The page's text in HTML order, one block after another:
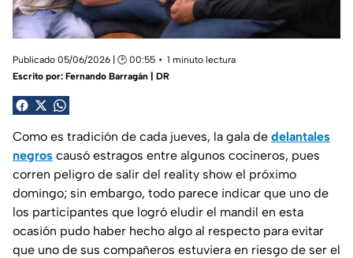
Publicado 05/06/2026 | 🕑 00:55
1 minuto lectura
Escrito por: Fernando Barragán | DR
Como es tradición de cada jueves, la gala de delantales
negros causó estragos entre algunos cocineros, pues
corren peligro de salir del reality show el próximo
domingo; sin embargo, todo parece indicar que uno de
los participantes que logró eludir el mandil en esta
ocasión pudo haber hecho algo al respecto para evitar
que uno de sus compañeros estuviera en riesgo de ser el